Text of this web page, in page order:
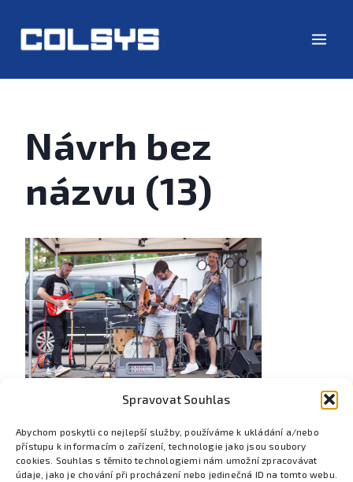
Spravovat Souhlas
Abychom poskytli co nejlepší služby, používáme k ukládání a/nebo
přístupu k informacím o zařízení, technologie jako jsou soubory
cookies. Souhlas s těmito technologiemi nám umožní zpracovávat
údaje, jako je chování při procházení nebo jedinečná ID na tomto webu.
Návrh bez
názvu (13)